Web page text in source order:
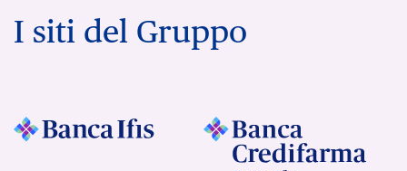
I siti del Gruppo